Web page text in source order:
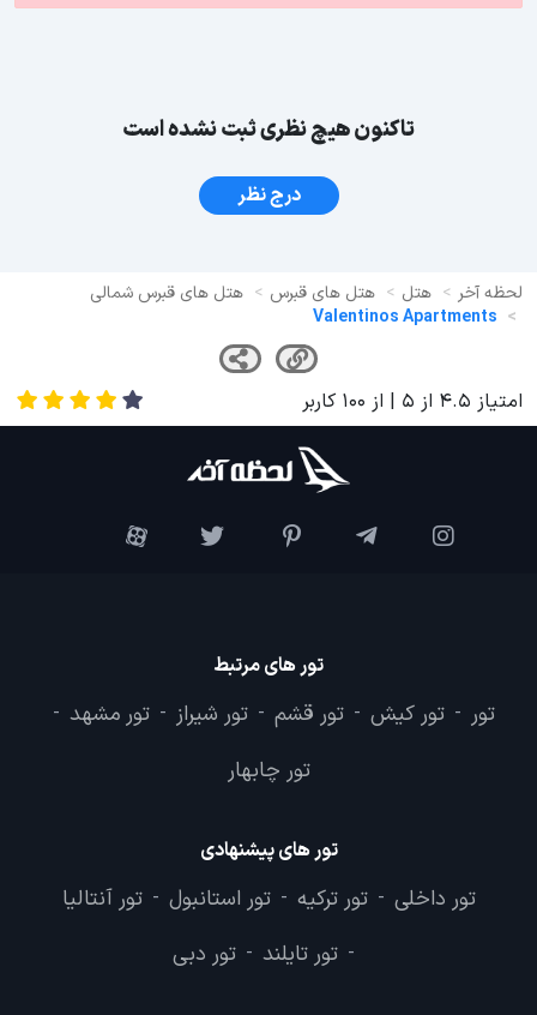
تاکنون هیچ نظری ثبت نشده است
درج نظر
لحظه آخر هتل هتل های قبرس
هتل های قبرس شمالی
Valentinos Apartments
امتیاز 4.5 از 5 | از 100 کاربر
تور های مرتبط
تور - تور کیش - تور قشم - تور شیراز - تور مشهد -
تور چابهار
تور های پیشنهادی
تور داخلی - تور ترکیه - تور استانبول - تور آنتالیا
- تور تایلند - تور دبی